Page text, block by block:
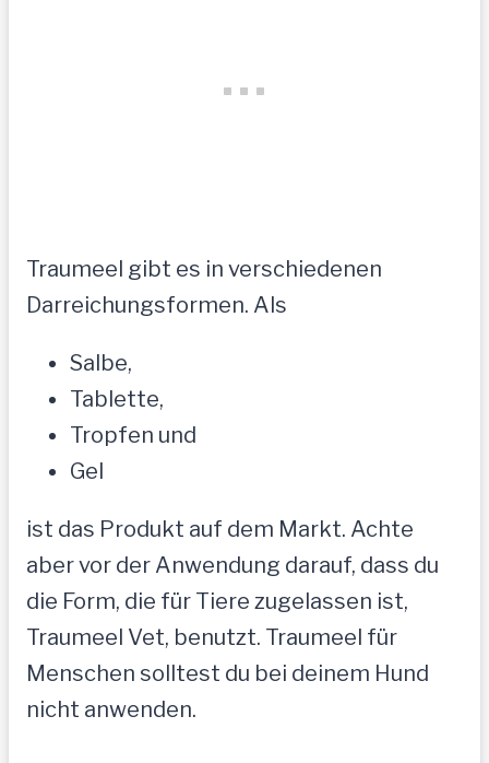
Traumeel gibt es in verschiedenen
Darreichungsformen. Als
Salbe,
Tablette,
Tropfen und
Gel
ist das Produkt auf dem Markt. Achte
aber vor der Anwendung darauf, dass du
die Form, die für Tiere zugelassen ist,
Traumeel Vet, benutzt. Traumeel für
Menschen solltest du bei deinem Hund
nicht anwenden.